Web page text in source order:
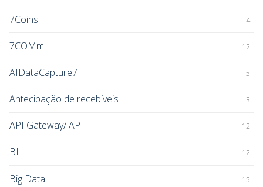
7Coins 4
7COMm 12
AIDataCapture7 5
Antecipação de recebíveis 3
API Gateway/ API 12
BI 12
Big Data 15